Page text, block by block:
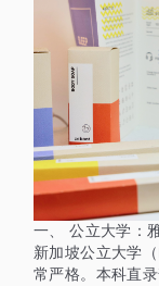
一、 公立大学：
新加坡公立大学（
常严格。本科直